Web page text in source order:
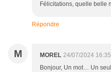
Félicitations, quelle belle
Répondre
M MOREL 24/07/2024 16:35
Bonjour, Un mot… Un